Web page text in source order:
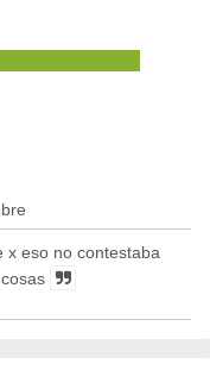
x eso no contestaba